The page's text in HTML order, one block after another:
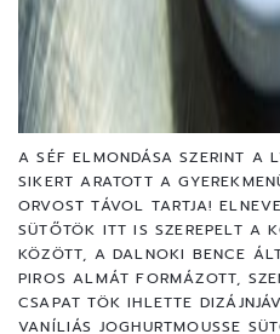
A SÉF ELMONDÁSA SZERINT A
SIKERT ARATOTT A
ORVOST TÁVOL TARTJA!
SÜTŐTÖK ITT IS SZEREPELT A
KÖZÖTT, A DALNOKI BENCE
PIROS ALMÁT FORMÁZOTT,
CSAPAT TÖK IHLETTE
VANÍLIÁS JOGHURTMOUSSE